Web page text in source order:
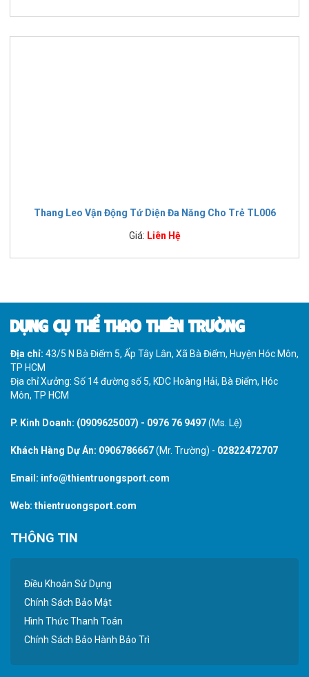
Thang Leo Vận Động Tứ Diện Đa Năng Cho Trẻ TL006
Giá: Liên Hệ
DỤNG CỤ THỂ THAO THIÊN TRƯỜNG
Địa chỉ: 43/5 N Bà Điểm 5, Ấp Tây Lân, Xã Bà Điểm, Huyện Hóc Môn,
TP HCM
Địa chỉ Xưởng: Số 14 đường số 5, KDC Hoàng Hải, Bà Điểm, Hóc
Môn, TP HCM
P. Kinh Doanh: (0909625007) - 0976 76 9497(Ms. Lệ)
Khách Hàng Dự Án: 0906786667(Mr. Trường) - 02822472707
Email: info@thientruongsport.com
Web: thientruongsport.com
THÔNG TIN
Điều Khoản Sử Dụng
Chính Sách Bảo Mật
Hình Thức Thanh Toán
Chính Sách Bảo Hành Bảo Trì